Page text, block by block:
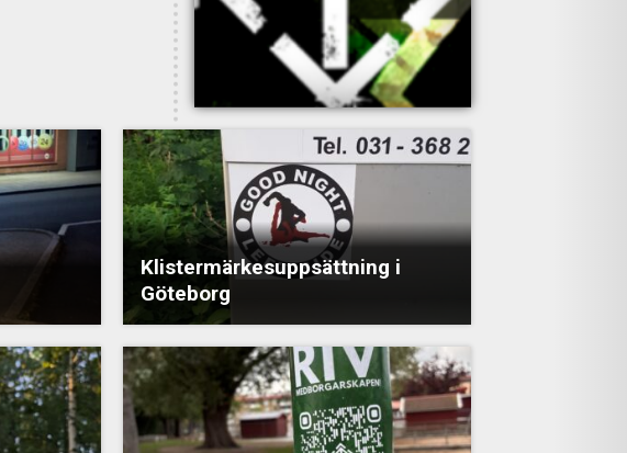
Klistermärkesuppsättning i
Göteborg